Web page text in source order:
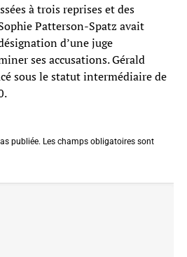
à trois reprises et des
Patterson-Spatz avait
d’une juge
ses accusations. Gérald
sous le statut intermédiaire de
publiée. Les champs obligatoires sont